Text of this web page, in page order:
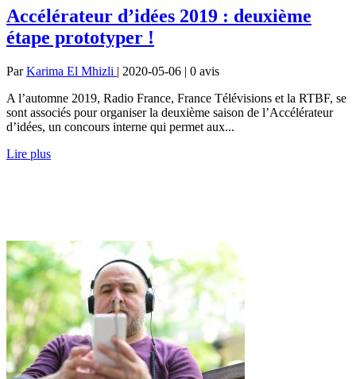
Accélérateur d’idées 2019 : deuxième
étape prototyper !
ParKarima El Mhizli | 2020-05-06 | 0 avis
A l’automne 2019, Radio France, France Télévisions et la RTBF, se
sont associés pour organiser la deuxième saison de l’Accélérateur
d’idées, un concours interne qui permet aux...
Lire plus